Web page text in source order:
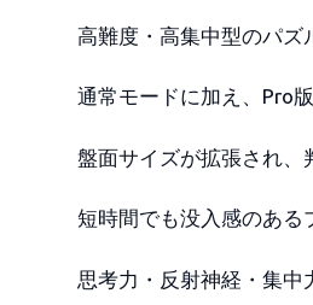
高難度・高集中型のパズ
通常モードに加え、Pro
盤面サイズが拡張され、
短時間でも没入感のある
思考力・反射神経・集中